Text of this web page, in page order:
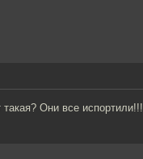
Они все испортили!!!